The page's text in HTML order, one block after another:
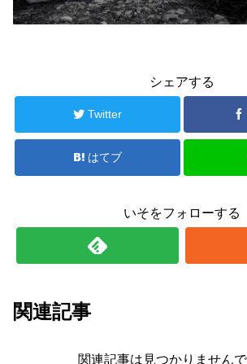
シェアする
Twitter
はてブ
いそをフォローする
関連記事
関連記事は見つかりませんで